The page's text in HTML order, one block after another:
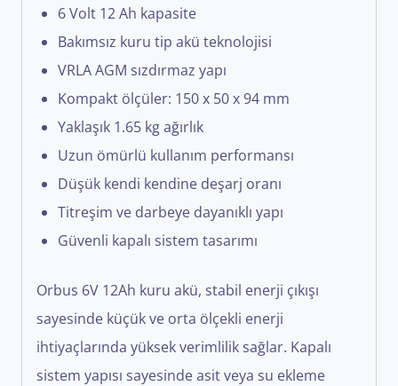
6 Volt 12 Ah kapasite
Bakımsız kuru tip akü teknolojisi
VRLA AGM sızdırmaz yapı
Kompakt ölçüler: 150 x 50 x 94 mm
Yaklaşık 1.65 kg ağırlık
Uzun ömürlü kullanım performansı
Düşük kendi kendine deşarj oranı
Titreşim ve darbeye dayanıklı yapı
Güvenli kapalı sistem tasarımı
Orbus 6V 12Ah kuru akü, stabil enerji çıkışı
sayesinde küçük ve orta ölçekli enerji
ihtiyaçlarında yüksek verimlilik sağlar. Kapalı
sistem yapısı sayesinde asit veya su ekleme